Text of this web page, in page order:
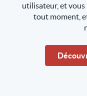
utilisateur, et
tout moment,